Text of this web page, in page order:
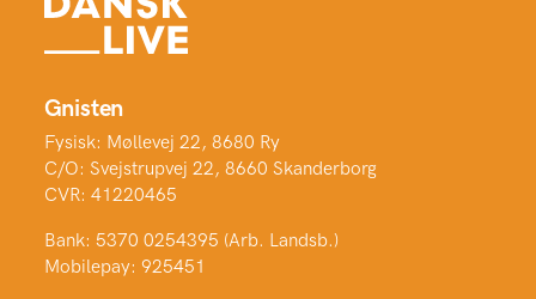
Gnisten
Fysisk: Møllevej 22, 8680 Ry
C/O: Svejstrupvej 22, 8660 Skanderborg
CVR: 41220465
Bank: 5370 0254395 (Arb. Landsb.)
Mobilepay: 925451